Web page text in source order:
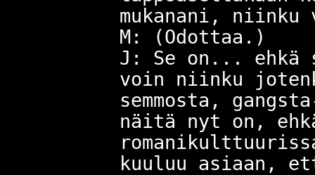
mukanani,
M: (Odottaa.)
J: Se on...
voin niinku
semmosta,
näitä nyt on,
kuuluu asiaan,